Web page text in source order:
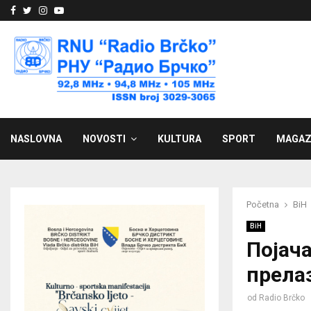
Facebook
Twitter
Instagram
Youtube
NASLOVNA NOVOSTI KULTURA SPORT
Početna BiH
BiH
od Radio Brčko